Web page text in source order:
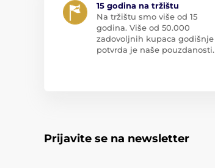
15 godina na tržištu
Na tržištu smo više od 15
godina. Više od 50.000
zadovoljnih kupaca godišnje
potvrda je naše pouzdanosti.
Prijavite se na newsletter